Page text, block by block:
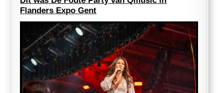
Flanders Expo Gent